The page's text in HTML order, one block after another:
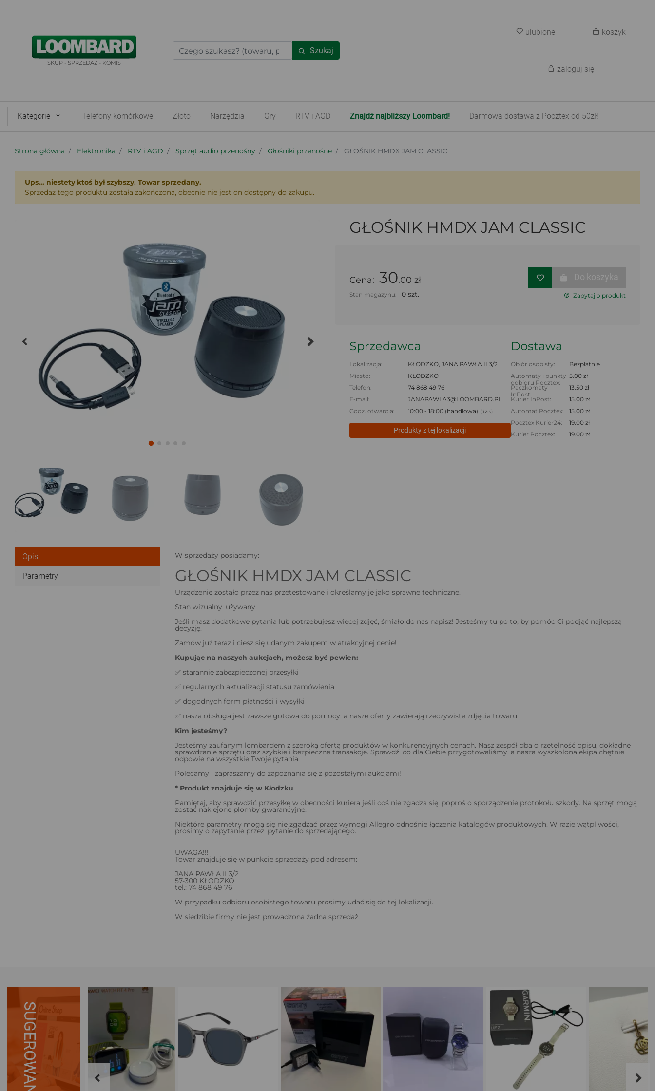
SKUP - SPRZEDAŻ - KOMIS
Szukaj
ulubione koszyk
zaloguj się
Kategorie Telefony komórkowe Złoto Narzędzia Gry RTV i AGD Znajdź najbliższy Loombard! Darmowa dostawa z Pocztex od 50zł!
Strona główna Elektronika RTV i AGD Sprzęt audio przenośny Głośniki przenośne GŁOŚNIK HMDX JAM CLASSIC
Ups... niestety ktoś był szybszy. Towar sprzedany.
Sprzedaż tego produktu została zakończona, obecnie nie jest on dostępny do zakupu.
GŁOŚNIK HMDX JAM CLASSIC
Cena: 30.00 zł
Stan magazynu: 0 szt.
Do koszyka
Zapytaj o produkt
Sprzedawca
Lokalizacja:
KŁODZKO, JANA PAWŁA II 3/2
Miasto:
KŁODZKO
Telefon:
74 868 49 76
E-mail:
JANAPAWLA3@LOOMBARD.PL
Godz. otwarcia:
10:00 - 18:00 (handlowa) (dziś)
Produkty z tej lokalizacji
Dostawa
Obiór osobisty:
Bezpłatnie
Automaty i punkty
odbioru Pocztex:
5.00 zł
Paczkomaty
InPost:
13.50 zł
Kurier InPost:
15.00 zł
Automat Pocztex:
15.00 zł
Pocztex Kurier24:
19.00 zł
Kurier Pocztex:
19.00 zł
Opis
Parametry
W sprzedaży posiadamy:
GŁOŚNIK HMDX JAM CLASSIC
Urządzenie zostało przez nas przetestowane i określamy je jako sprawne techniczne.
Stan wizualny: używany
Jeśli masz dodatkowe pytania lub potrzebujesz więcej zdjęć, śmiało do nas napisz! Jesteśmy tu po to, by pomóc Ci podjąć najlepszą
decyzję.
Zamów już teraz i ciesz się udanym zakupem w atrakcyjnej cenie!
Kupując na naszych aukcjach, możesz być pewien:
✅ starannie zabezpieczonej przesyłki
✅ regularnych aktualizacji statusu zamówienia
✅ dogodnych form płatności i wysyłki
✅ nasza obsługa jest zawsze gotowa do pomocy, a nasze oferty zawierają rzeczywiste zdjęcia towaru
Kim jesteśmy?
Jesteśmy zaufanym lombardem z szeroką ofertą produktów w konkurencyjnych cenach. Nasz zespół dba o rzetelność opisu, dokładne
sprawdzanie sprzętu oraz szybkie i bezpieczne transakcje. Sprawdź, co dla Ciebie przygotowaliśmy, a nasza wyszkolona ekipa chętnie
odpowie na wszystkie Twoje pytania.
Polecamy i zapraszamy do zapoznania się z pozostałymi aukcjami!
* Produkt znajduje się w Kłodzku
Pamiętaj, aby sprawdzić przesyłkę w obecności kuriera jeśli coś nie zgadza się, poproś o sporządzenie protokołu szkody. Na sprzęt mogą
zostać naklejone plomby gwarancyjne.
Niektóre parametry mogą się nie zgadzać przez wymogi Allegro odnośnie łączenia katalogów produktowych. W razie wątpliwości,
prosimy o zapytanie przez 'pytanie do sprzedającego.
UWAGA!!!
Towar znajduje się w punkcie sprzedaży pod adresem:
JANA PAWŁA II 3/2
57-300 KŁODZKO
tel.: 74 868 49 76
W przypadku odbioru osobistego towaru prosimy udać się do tej lokalizacji.
W siedzibie firmy nie jest prowadzona żadna sprzedaż.
SUGEROWANE